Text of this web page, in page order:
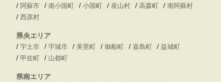
/ 阿蘇市 / 南小国町 / 小国町 / 産山村 / 高森町 / 南阿蘇村
/ 西原村
県央エリア
/ 宇土市 / 宇城市 / 美里町 / 御船町 / 嘉島町 / 益城町
/ 甲佐町 / 山都町
県南エリア